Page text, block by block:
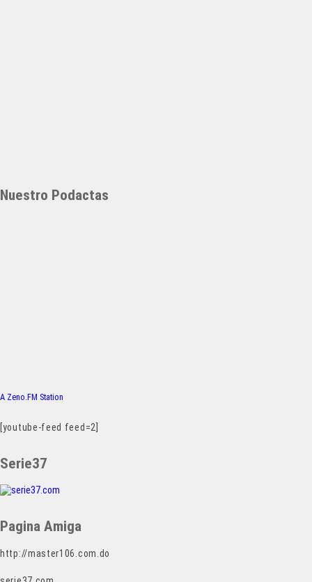
Nuestro Podactas
A Zeno.FM Station
[youtube-feed feed=2]
Serie37
Pagina Amiga
http://master106.com.do